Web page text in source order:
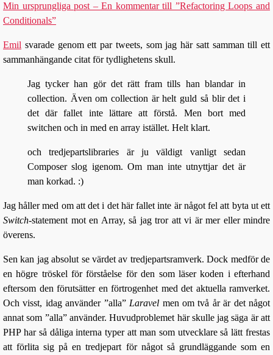
Min ursprungliga post – En kommentar till ”Refactoring Loops and
Conditionals”
Emil svarade genom ett par tweets, som jag här satt samman till ett
sammanhängande citat för tydlighetens skull.
Jag tycker han gör det rätt fram tills han blandar in
collection. Även om collection är helt guld så blir det i
det där fallet inte lättare att förstå. Men bort med
switchen och in med en array istället. Helt klart.
och tredjepartslibraries är ju väldigt vanligt sedan
Composer slog igenom. Om man inte utnyttjar det är
man korkad. :)
Jag håller med om att det i det här fallet inte är något fel att byta ut ett
Switch-statement mot en Array, så jag tror att vi är mer eller mindre
överens.
Sen kan jag absolut se värdet av tredjepartsramverk. Dock medför de
en högre tröskel för förståelse för den som läser koden i efterhand
eftersom den förutsätter en förtrogenhet med det aktuella ramverket.
Och visst, idag använder ”alla” Laravel men om två år är det något
annat som ”alla” använder. Huvudproblemet här skulle jag säga är att
PHP har så dåliga interna typer att man som utvecklare så lätt frestas
att förlita sig på en tredjepart för något så grundläggande som en